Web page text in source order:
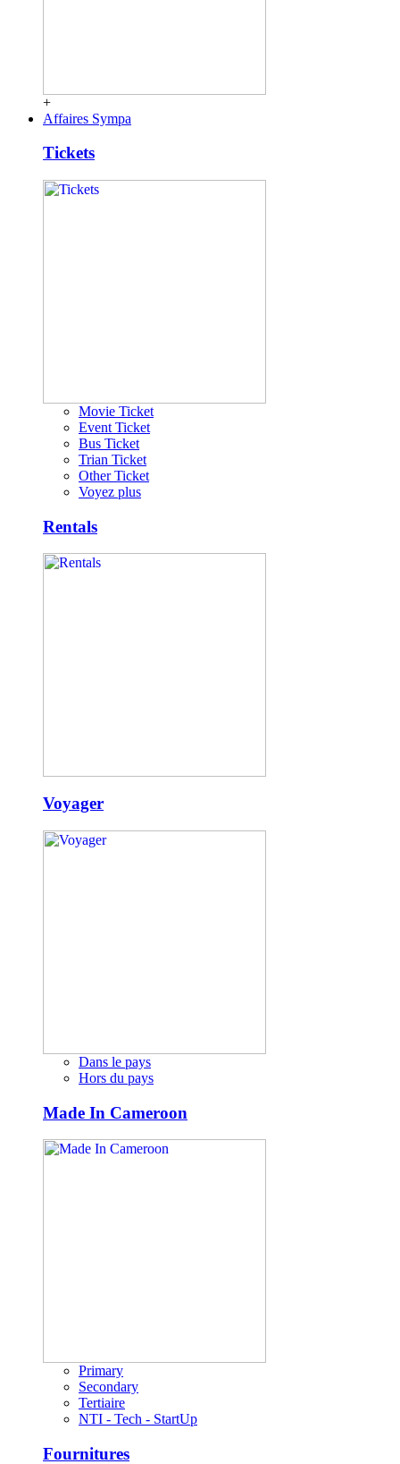
+
Affaires Sympa
Tickets
Movie Ticket
Event Ticket
Bus Ticket
Trian Ticket
Other Ticket
Voyez plus
Rentals
Voyager
Dans le pays
Hors du pays
Made In Cameroon
Primary
Secondary
Tertiaire
NTI - Tech - StartUp
Fournitures